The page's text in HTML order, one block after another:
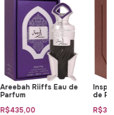
Areebah Riiffs Eau de
Parfum
R$435,00
de